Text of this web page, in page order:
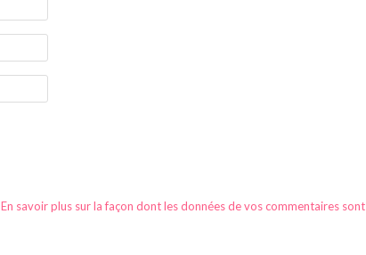
En savoir plus sur la façon dont les données de vos commentaires sont